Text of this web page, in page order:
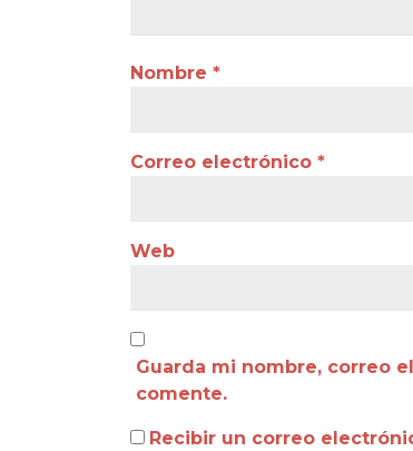
Nombre *
Correo electrónico *
Web
Guarda mi nombre, correo
comente.
Recibir un correo